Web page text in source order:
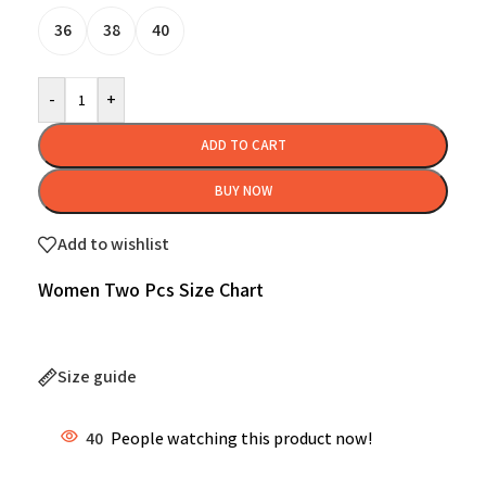
36
38 40
- +
ADD TO CART
BUY NOW
Add to wishlist
Women Two Pcs Size Chart
Size guide
40 People watching this product now!